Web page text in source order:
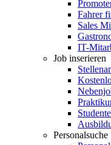
Fahrer
Sales
IT-
Job inserieren
Personalsuche